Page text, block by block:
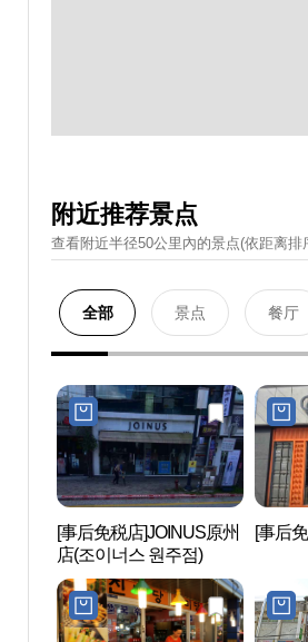
附近推荐景点
查看附近半径50公里內的景点(依距离排
全部 景点 餐厅
[事后免税店]JOINUS原州
店(조이너스 원주점)
[事后